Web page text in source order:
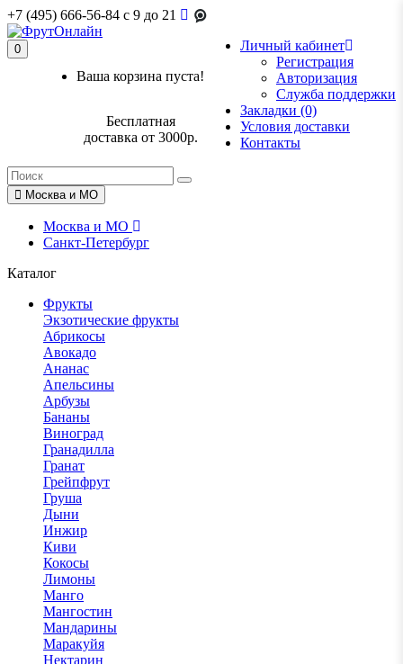
+7 (495) 666-56-84 c 9 до 21
Личный кабинет
Регистрация
Авторизация
Служба поддержки
Закладки (0)
Условия доставки
Контакты
0
Ваша корзина пуста!
Бесплатная
доставка от 3000р.
Москва и МО
Москва и МО
Санкт-Петербург
Каталог
Фрукты
Экзотические фрукты
Абрикосы
Авокадо
Ананас
Апельсины
Арбузы
Бананы
Виноград
Гранадилла
Гранат
Грейпфрут
Груша
Дыни
Инжир
Киви
Кокосы
Лимоны
Манго
Мангостин
Мандарины
Маракуйя
Нектарин